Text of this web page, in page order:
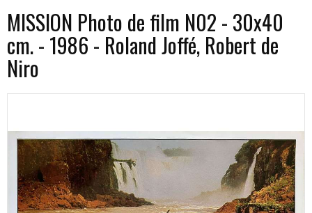
MISSION Photo de film N02 - 30x40
cm. - 1986 - Roland Joffé, Robert de
Niro